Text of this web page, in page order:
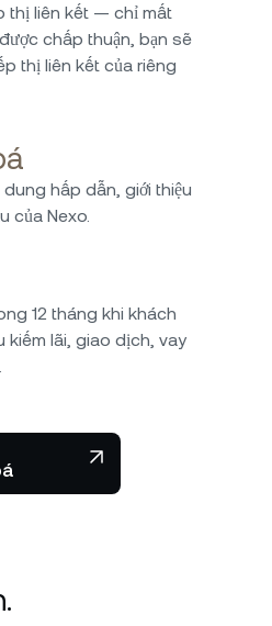
thị liên kết — chỉ mất
chấp thuận, bạn sẽ
thị liên kết của riêng
hấp dẫn, giới thiệu
của Nexo.
12 tháng khi khách
kiếm lãi, giao dịch, vay